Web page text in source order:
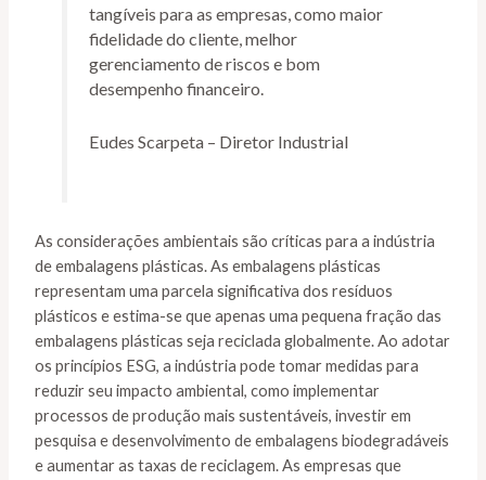
tangíveis para as empresas, como maior
fidelidade do cliente, melhor
gerenciamento de riscos e bom
desempenho financeiro.
Eudes Scarpeta – Diretor Industrial
As considerações ambientais são críticas para a indústria
de embalagens plásticas. As embalagens plásticas
representam uma parcela significativa dos resíduos
plásticos e estima-se que apenas uma pequena fração das
embalagens plásticas seja reciclada globalmente. Ao adotar
os princípios ESG, a indústria pode tomar medidas para
reduzir seu impacto ambiental, como implementar
processos de produção mais sustentáveis, investir em
pesquisa e desenvolvimento de embalagens biodegradáveis
e aumentar as taxas de reciclagem. As empresas que